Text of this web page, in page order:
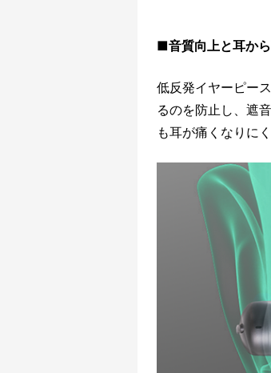
■音質向上と耳か
低反発イヤーピー
るのを防止し、遮
も耳が痛くなりに